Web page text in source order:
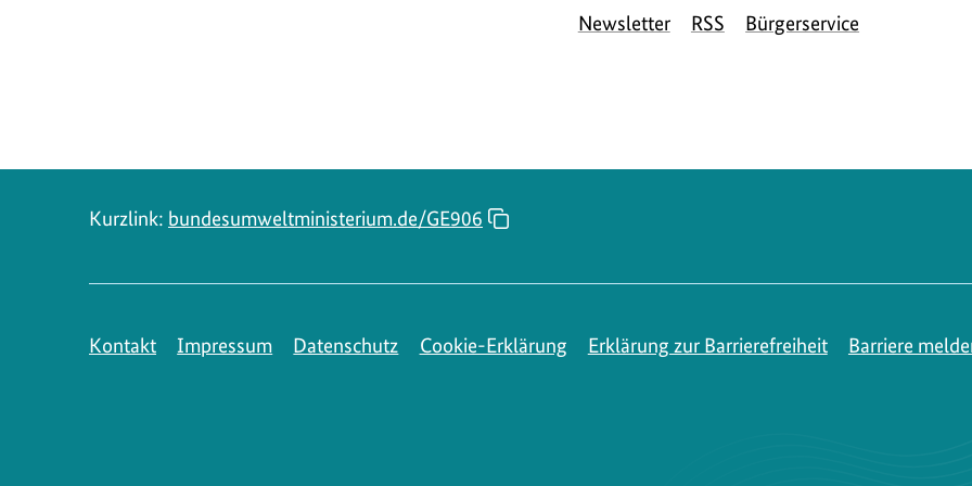
des
des
Newsletter RSS Bürgerservice
Kurzlink: bundesumweltministerium.de/GE906
Kontakt Impressum Datenschutz Cookie-Erklärung Erklärung zur Barrierefreiheit Barriere